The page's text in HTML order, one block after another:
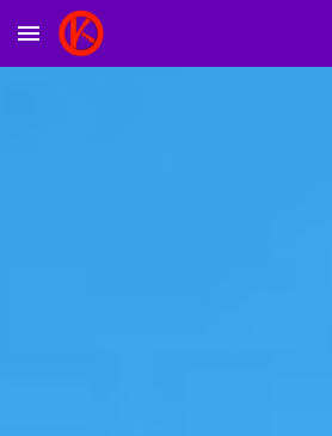
Skip to main content